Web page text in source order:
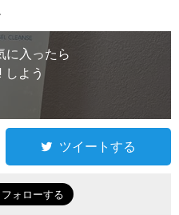
に入ったら
しよう
ツイートする